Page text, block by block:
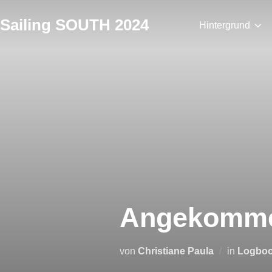
Inhalt
Sailing SOUTH 2024 Hintergrund
von Christiane Paula in